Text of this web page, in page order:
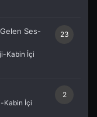
23
Ses-
Kabin İçi
2
Kabin İçi